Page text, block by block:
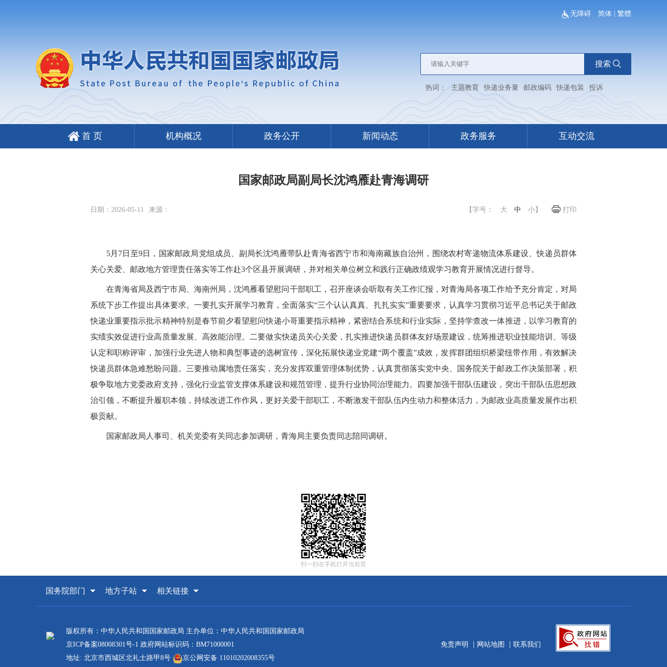
无障碍 简体 繁體
搜索
热词： 主题教育 快递业务量 邮政编码 快递包装 投诉
首 页 机构概况 政务公开 新闻动态 政务服务 互动交流
国家邮政局副局长沈鸿雁赴青海调研
日期：2026-05-11 来源： 打印
【字号： 大 中 小 】
5月7日至9日，国家邮政局党组成员、副局长沈鸿雁带队赴青海省西宁市和海南藏族自治州，围绕农村寄递物流体系建设、快递员群体
关心关爱、邮政地方管理责任落实等工作赴3个区县开展调研，并对相关单位树立和践行正确政绩观学习教育开展情况进行督导。
在青海省局及西宁市局、海南州局，沈鸿雁看望慰问干部职工，召开座谈会听取有关工作汇报，对青海局各项工作给予充分肯定，对局
系统下步工作提出具体要求。一要扎实开展学习教育，全面落实“三个认认真真、扎扎实实”重要要求，认真学习贯彻习近平总书记关于邮政
快递业重要指示批示精神特别是春节前夕看望慰问快递小哥重要指示精神，紧密结合系统和行业实际，坚持学查改一体推进，以学习教育的
实绩实效促进行业高质量发展、高效能治理。二要做实快递员关心关爱，扎实推进快递员群体友好场景建设，统筹推进职业技能培训、等级
认定和职称评审，加强行业先进人物和典型事迹的选树宣传，深化拓展快递业党建“两个覆盖”成效，发挥群团组织桥梁纽带作用，有效解决
快递员群体急难愁盼问题。三要推动属地责任落实，充分发挥双重管理体制优势，认真贯彻落实党中央、国务院关于邮政工作决策部署，积
极争取地方党委政府支持，强化行业监管支撑体系建设和规范管理，提升行业协同治理能力。四要加强干部队伍建设，突出干部队伍思想政
治引领，不断提升履职本领，持续改进工作作风，更好关爱干部职工，不断激发干部队伍内生动力和整体活力，为邮政业高质量发展作出积
极贡献。
国家邮政局人事司、机关党委有关同志参加调研，青海局主要负责同志陪同调研。
扫一扫在手机打开当前页
国务院部门 地方子站 相关链接
版权所有：中华人民共和国国家邮政局 主办单位：中华人民共和国国家邮政局
京ICP备案08008301号-1 政府网站标识码：BM71000001
地址: 北京市西城区北礼士路甲8号
京公网安备 11010202008355号
免责声明 | 网站地图 | 联系我们